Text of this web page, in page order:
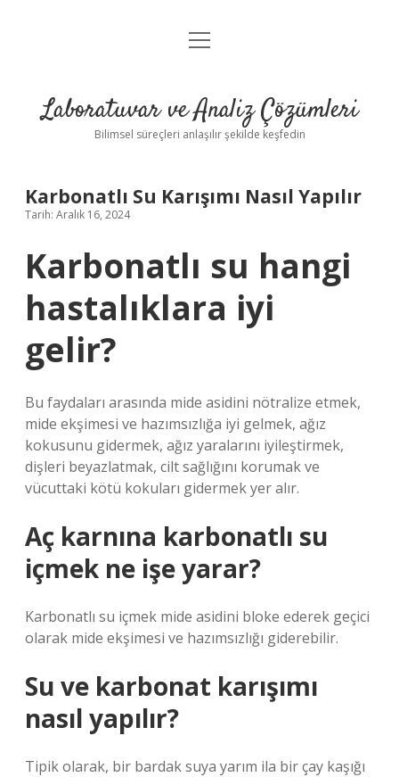
Anasayfa
Yasal Uyarı
menüyü
Laboratuvar ve Analiz Çözümleri
Bilimsel süreçleri anlaşılır şekilde keşfedin
Karbonatlı Su Karışımı Nasıl Yapılır
Tarih: Aralık 16, 2024
Karbonatlı su hangi
hastalıklara iyi
gelir?
Bu faydaları arasında mide asidini nötralize etmek,
mide ekşimesi ve hazımsızlığa iyi gelmek, ağız
kokusunu gidermek, ağız yaralarını iyileştirmek,
dişleri beyazlatmak, cilt sağlığını korumak ve
vücuttaki kötü kokuları gidermek yer alır.
Aç karnına karbonatlı su
içmek ne işe yarar?
Karbonatlı su içmek mide asidini bloke ederek geçici
olarak mide ekşimesi ve hazımsızlığı giderebilir.
Su ve karbonat karışımı
nasıl yapılır?
Tipik olarak, bir bardak suya yarım ila bir çay kaşığı